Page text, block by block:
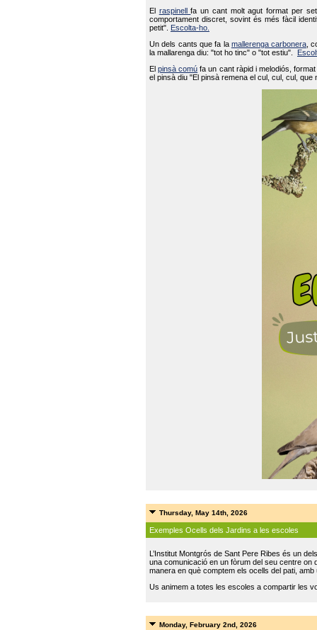
El raspinellfa un cant molt agut format per
comportament discret, sovint és més fàcil
petit".
Escolta-ho.
Un dels cants que fa la mallerenga carbonera ,
la mallarenga diu: "tot ho tinc" o "tot estiu".
Elpinsà comú fa un cant ràpid i melodiós,
el pinsà diu "El pinsà remena el cul, cul, cul,
Thursday, May 14th, 2026
Exemples Ocells dels Jardins a les escoles
L’Institut Montgrós de Sant Pere Ribes és un
una comunicació en un fòrum del seu centre on
manera en què comptem els ocells del pati,
Us animem a totes les escoles a compartir les
Monday, February 2nd, 2026